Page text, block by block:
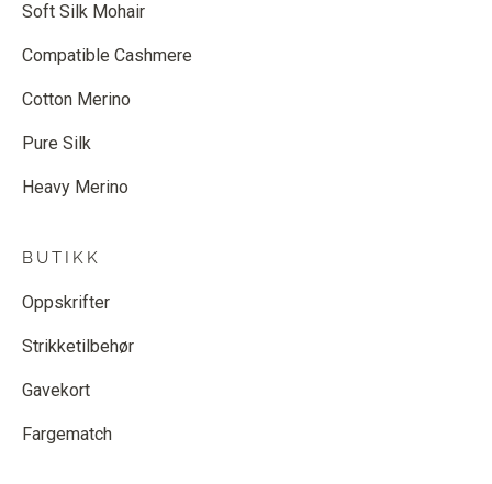
Soft Silk Mohair
Compatible Cashmere
Cotton Merino
Pure Silk
Heavy Merino
BUTIKK
Oppskrifter
Strikketilbehør
Gavekort
Fargematch